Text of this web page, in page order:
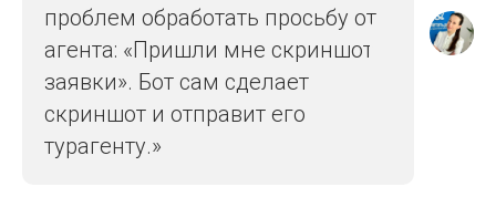
проблем обработать просьбу от
агента: «Пришли мне скриншот
заявки». Бот сам сделает
скриншот и отправит его
турагенту.»